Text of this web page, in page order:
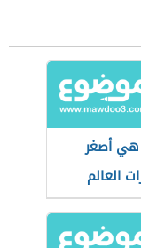
هي أصغر
العالم